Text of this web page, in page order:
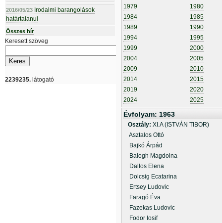
2016/05/23 Irodalmi barangolások
határtalanul
Összes hír
Keresett szöveg
2239235. látogató
1979
1980
1984
1985
1989
1990
1994
1995
1999
2000
2004
2005
2009
2010
2014
2015
2019
2020
2024
2025
Évfolyam: 1963
Osztály: XI.A (ISTVÁN TIBOR)
Asztalos Ottó
Bajkó Árpád
Balogh Magdolna
Dallos Elena
Dolcsig Ecatarina
Ertsey Ludovic
Faragó Éva
Fazekas Ludovic
Fodor Iosif